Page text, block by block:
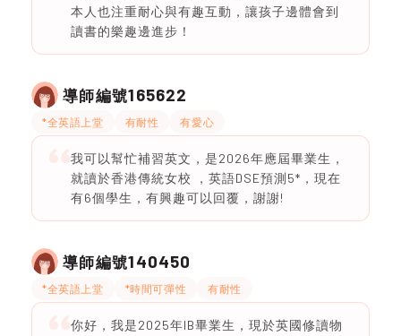
本人也注重耐心與有趣互動，讓孩子邊體會到
讀書的樂趣邊進步！
導師編號165622
*全英語上堂 有耐性 有愛心
我可以幫忙補習英文，是2026年應屆畢業生，
就讀於香港傳統女校 ，英語DSE預測5*，現在
有6個學生，有興趣可以回覆，謝謝!
導師編號140450
*全英語上堂 *時間可彈性 有耐性
你好，我是2025年IB畢業生，現於英國修讀物